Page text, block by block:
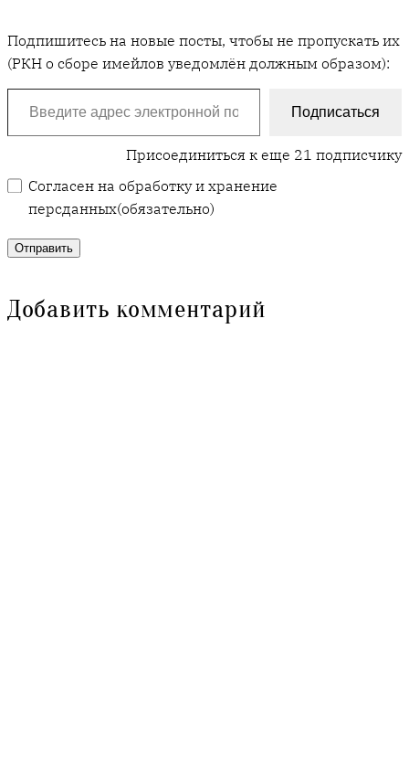
Подпишитесь на новые посты, чтобы не пропускать их
(РКН о сборе имейлов уведомлён должным образом):
Введите адрес электронной почты…
Подписаться
Присоединиться к еще 21 подписчику
Согласен на обработку и хранение
персданных(обязательно)
Отправить
Добавить комментарий